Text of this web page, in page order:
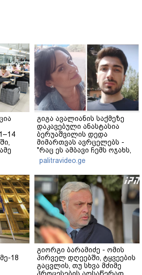
გიგა ავალიანის საქმეზე
დაკავებული ანასტასია
ბერუაშვილის დედა
მიმართვას ავრცელებს -
"რაც ეს ამბავი ჩემს ოჯახს,
ჩემს ანასტასიას გადახდა
თავს, მის მერე მე მე არ
ვარ"
palitravideo.ge
18
გიორგი ბარამიძე - ომის
პირველ დღეებში, ტყვეების
გაცვლის, თუ სხვა მძიმე